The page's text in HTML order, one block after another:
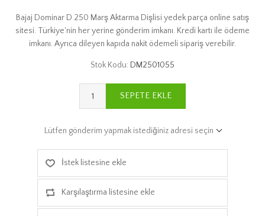
Bajaj Dominar D 250 Marş Aktarma Dişlisi yedek parça online satış
sitesi. Türkiye'nin her yerine gönderim imkanı. Kredi kartı ile ödeme
imkanı. Ayrıca dileyen kapıda nakit ödemeli sipariş verebilir.
Stok Kodu: DM2501055
SEPETE EKLE
Lütfen gönderim yapmak istediğiniz adresi seçin
İstek listesine ekle
Karşılaştırma listesine ekle